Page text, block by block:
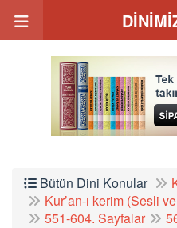
Bütün Dini Konular
Kur’an-ı kerim (Sesli ve
551-604. Sayfalar